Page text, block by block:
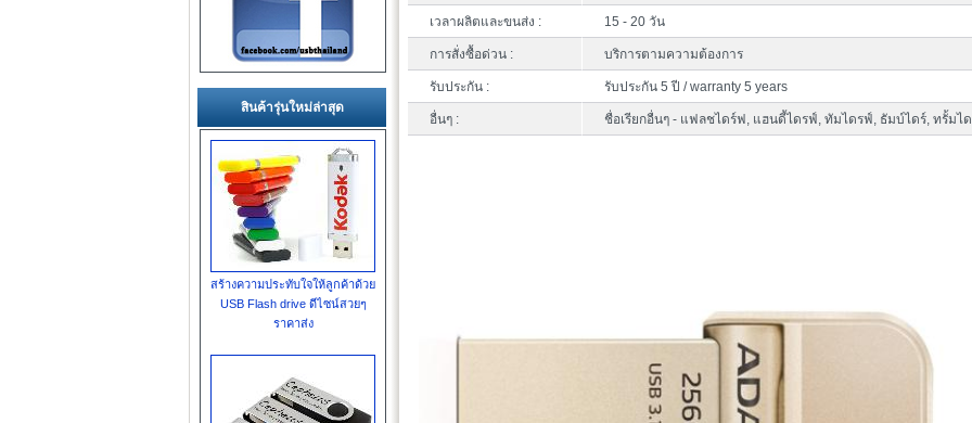
เวลาผลิตและขนส่ง : 15 - 20 วัน
การสั่งซื้อด่วน : บริการตามความต้องการ
รับประกัน : รับประกัน 5 ปี / warranty 5 years
อื่นๆ : ชื่อเรียกอื่นๆ - แฟลชไดร์ฟ, แฮนดี้ไดรฟ์, ทัมไดรฟ์, ธัมบ์ไดร์, ทรั้มไ
สินค้ารุ่นใหม่ล่าสุด
สร้างความประทับใจให้ลูกค้าด้วย
USB Flash drive ดีไซน์สวยๆ
ราคาส่ง